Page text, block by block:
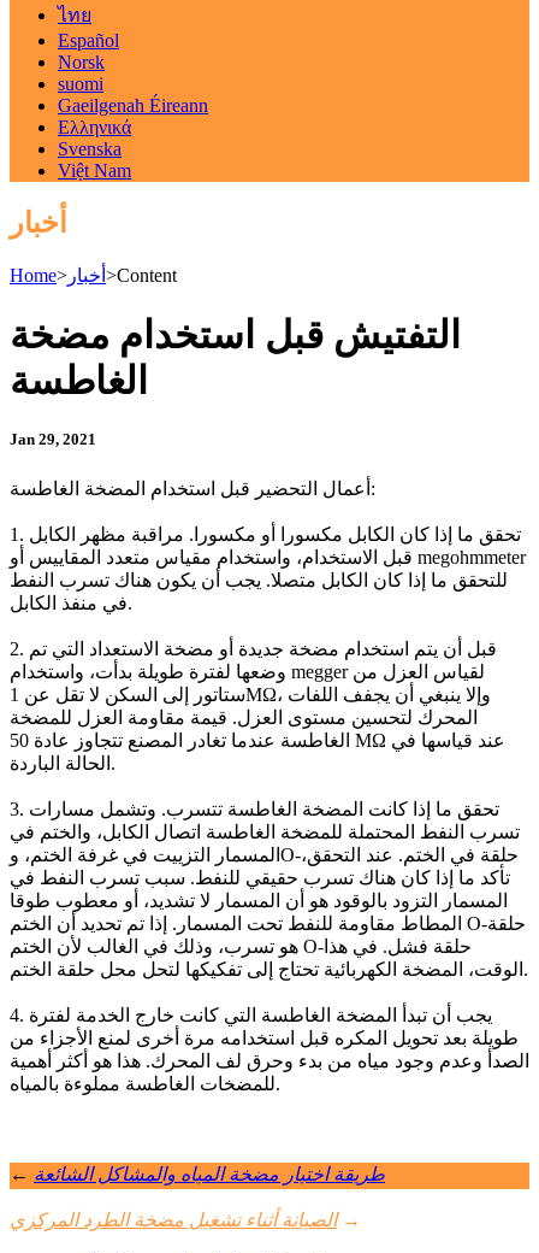
ไทย
Español
Norsk
suomi
Gaeilgenah Éireann
Ελληνικά
Svenska
Việt Nam
أخبار
Home> أخبار >Content
التفتيش قبل استخدام مضخة
الغاطسة
Jan 29, 2021
أعمال التحضير قبل استخدام المضخة الغاطسة:
1. تحقق ما إذا كان الكابل مكسورا أو مكسورا. مراقبة مظهر الكابل
قبل الاستخدام، واستخدام مقياس متعدد المقاييس أو megohmmeter
للتحقق ما إذا كان الكابل متصلا. يجب أن يكون هناك تسرب النفط
في منفذ الكابل.
2. قبل أن يتم استخدام مضخة جديدة أو مضخة الاستعداد التي تم
وضعها لفترة طويلة بدأت، واستخدام megger لقياس العزل من
ستاتور إلى السكن لا تقل عن 1MΩ، وإلا ينبغي أن يجفف اللفات
المحرك لتحسين مستوى العزل. قيمة مقاومة العزل للمضخة
الغاطسة عندما تغادر المصنع تتجاوز عادة 50 MΩ عند قياسها في
الحالة الباردة.
3. تحقق ما إذا كانت المضخة الغاطسة تتسرب. وتشمل مسارات
تسرب النفط المحتملة للمضخة الغاطسة اتصال الكابل، والختم في
المسمار التزييت في غرفة الختم، وO-حلقة في الختم. عند التحقق،
تأكد ما إذا كان هناك تسرب حقيقي للنفط. سبب تسرب النفط في
المسمار التزود بالوقود هو أن المسمار لا تشديد، أو معطوب طوقا
المطاط مقاومة للنفط تحت المسمار. إذا تم تحديد أن الختم O-حلقة
هو تسرب، وذلك في الغالب لأن الختم O-حلقة فشل. في هذا
الوقت، المضخة الكهربائية تحتاج إلى تفكيكها لتحل محل حلقة الختم.
4. يجب أن تبدأ المضخة الغاطسة التي كانت خارج الخدمة لفترة
طويلة بعد تحويل المكره قبل استخدامه مرة أخرى لمنع الأجزاء من
الصدأ وعدم وجود مياه من بدء وحرق لف المحرك. هذا هو أكثر أهمية
للمضخات الغاطسة مملوءة بالمياه.
← طريقة اختيار مضخة المياه والمشاكل الشائعة
الصيانة أثناء تشغيل مضخة الطرد المركزي →